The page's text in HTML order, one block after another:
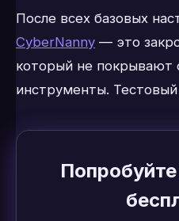
После всех базовых
CyberNanny — это
который не покрывают
инструменты.